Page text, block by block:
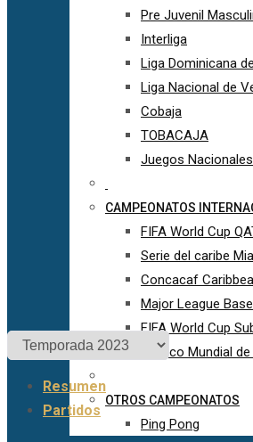
Pre Juvenil
Interliga
Liga Dominicana
Liga Nacional de
Cobaja
TOBACAJA
Juegos
CAMPEONATOS
FIFA World Cup
Serie del caribe
Concacaf
Major League
FIFA World Cup
Clásico Mundial
OTROS CAMPEONATOS
Ping Pong
Resumen
Partidos